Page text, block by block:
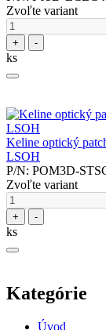
Zvoľte variant
+ -
ks
Keline optický
LSOH
P/N: POM3D-
Zvoľte variant
+ -
ks
Kategórie
Úvod